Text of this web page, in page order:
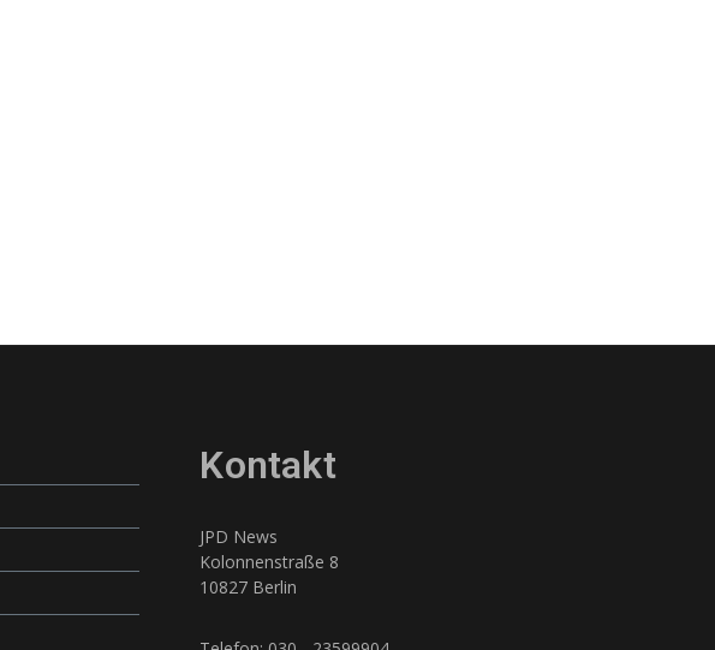
Kontakt
JPD News
Kolonnenstraße 8
10827 Berlin